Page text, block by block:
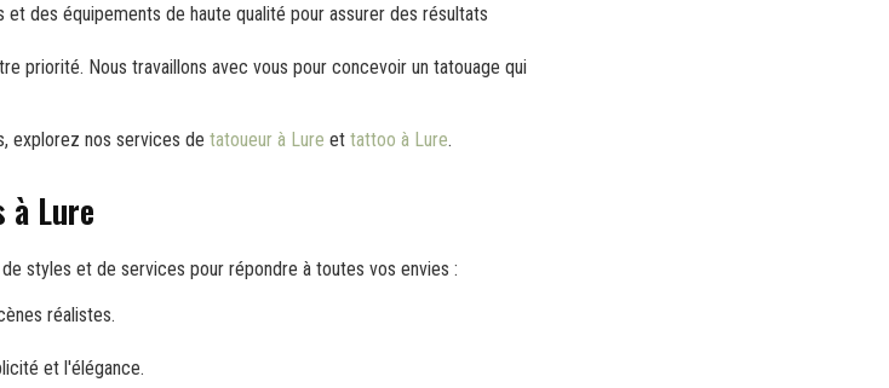
et des équipements de haute qualité pour assurer des résultats
priorité. Nous travaillons avec vous pour concevoir un tatouage qui
explorez nos services de tatoueur à Lure et tattoo à Lure.
à Lure
styles et de services pour répondre à toutes vos envies :
réalistes.
et l'élégance.